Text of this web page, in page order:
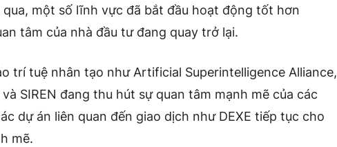
qua, một số lĩnh vực đã bắt đầu hoạt động tốt hơn
tâm của nhà đầu tư đang quay trở lại.
trí tuệ nhân tạo như Artificial Superintelligence Alliance,
SIREN đang thu hút sự quan tâm mạnh mẽ của các
dự án liên quan đến giao dịch như DEXE tiếp tục cho
mẽ.